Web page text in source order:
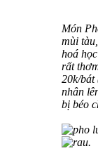
Món
mùi
hoá
rất
20k/bát
nhân
bị béo